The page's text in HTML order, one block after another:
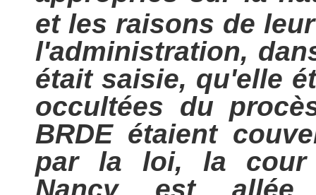
et les raisons de
l'administration,
était saisie, qu'elle
occultées du
BRDE étaient
par la loi, la cour
Nancy est allée